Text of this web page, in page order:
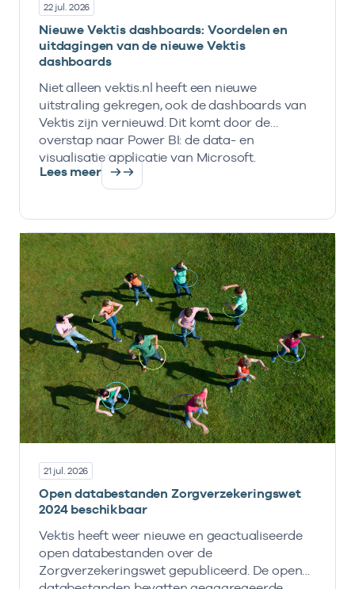
22 jul. 2026
Nieuwe Vektis dashboards: Voordelen en
uitdagingen van de nieuwe Vektis
dashboards
Niet alleen vektis.nl heeft een nieuwe
uitstraling gekregen, ook de dashboards van
Vektis zijn vernieuwd. Dit komt door de
overstap naar Power BI: de data- en
visualisatie applicatie van Microsoft.
Lees meer
21 jul. 2026
Open databestanden Zorgverzekeringswet
2024 beschikbaar
Vektis heeft weer nieuwe en geactualiseerde
open databestanden over de
Zorgverzekeringswet gepubliceerd. De open